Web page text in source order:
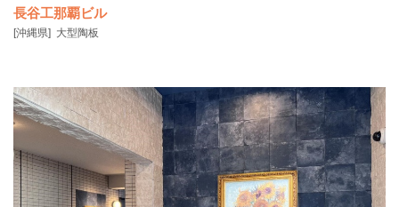
長谷工那覇ビル
[沖縄県] 大型陶板